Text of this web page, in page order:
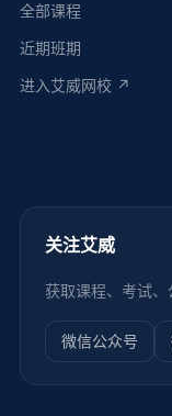
全部课程
近期班期
进入艾威网校 ↗
关注艾威
获取课程、考试、
微信公众号